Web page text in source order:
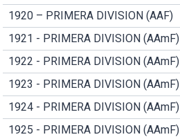
1920 – PRIMERA DIVISION (AAF)
1921 - PRIMERA DIVISION (AAmF)
1922 - PRIMERA DIVISION (AAmF)
1923 - PRIMERA DIVISION (AAmF)
1924 - PRIMERA DIVISION (AAmF)
1925 - PRIMERA DIVISION (AAmF)